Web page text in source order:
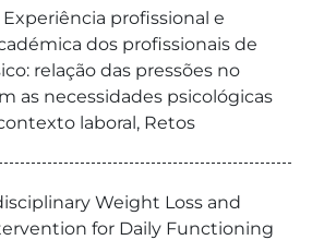
Experiência profissional e
dos profissionais de
relação das pressões no
as necessidades psicológicas
laboral, Retos
Weight Loss and
for Daily Functioning